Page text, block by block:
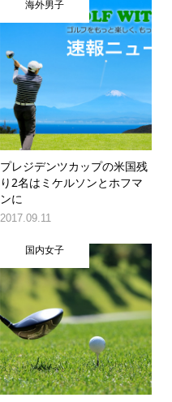
海外男子
プレジデンツカップの米国残
り2名はミケルソンとホフマ
ンに
2017.09.11
国内女子